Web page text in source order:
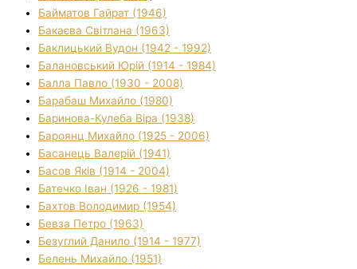
Байматов Гайрат (1946)
Бакаєва Світлана (1963)
Баклицький Вудон (1942 - 1992)
Балановський Юрій (1914 - 1984)
Балла Павло (1930 - 2008)
Барабаш Михайло (1980)
Баринова-Кулеба Віра (1938)
Бароянц Михайло (1925 - 2006)
Басанець Валерій (1941)
Басов Яків (1914 - 2004)
Батечко Іван (1926 - 1981)
Бахтов Володимир (1954)
Бевза Петро (1963)
Безуглий Данило (1914 - 1977)
Белень Михайло (1951)